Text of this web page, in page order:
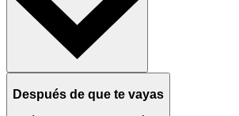
Después de que te vayas